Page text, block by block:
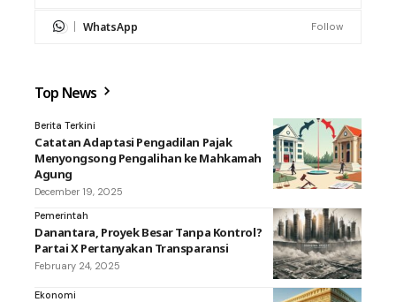
WhatsApp Follow
Top News
Berita Terkini
Catatan Adaptasi Pengadilan Pajak
Menyongsong Pengalihan ke Mahkamah
Agung
December 19, 2025
Pemerintah
Danantara, Proyek Besar Tanpa Kontrol?
Partai X Pertanyakan Transparansi
February 24, 2025
Ekonomi